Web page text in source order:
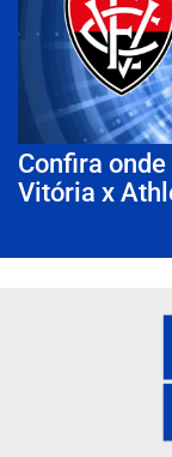
Confira
Vitória x